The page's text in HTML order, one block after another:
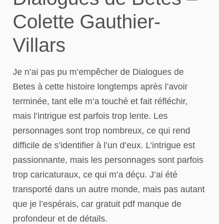
Colette Gauthier-
Villars
Je n’ai pas pu m’empêcher de Dialogues de
Betes à cette histoire longtemps après l’avoir
terminée, tant elle m’a touché et fait réfléchir,
mais l’intrigue est parfois trop lente. Les
personnages sont trop nombreux, ce qui rend
difficile de s’identifier à l’un d’eux. L’intrigue est
passionnante, mais les personnages sont parfois
trop caricaturaux, ce qui m’a déçu. J’ai été
transporté dans un autre monde, mais pas autant
que je l’espérais, car gratuit pdf manque de
profondeur et de détails.